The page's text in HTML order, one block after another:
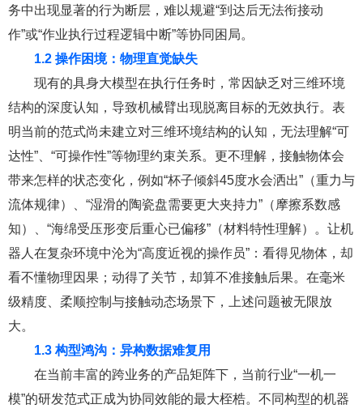
务中出现显著的行为断层，难以规避“到达后无法衔接动
作”或“作业执行过程逻辑中断”等协同困局。
1.2 操作困境：物理直觉缺失
现有的具身大模型在执行任务时，常因缺乏对三维环境
结构的深度认知，导致机械臂出现脱离目标的无效执行。表
明当前的范式尚未建立对三维环境结构的认知，无法理解“可
达性”、“可操作性”等物理约束关系。更不理解，接触物体会
带来怎样的状态变化，例如“杯子倾斜45度水会洒出”（重力与
流体规律）、“湿滑的陶瓷盘需要更大夹持力”（摩擦系数感
知）、“海绵受压形变后重心已偏移”（材料特性理解）。让机
器人在复杂环境中沦为“高度近视的操作员”：看得见物体，却
看不懂物理因果；动得了关节，却算不准接触后果。在毫米
级精度、柔顺控制与接触动态场景下，上述问题被无限放
大。
1.3 构型鸿沟：异构数据难复用
在当前丰富的跨业务的产品矩阵下，当前行业“一机一
模”的研发范式正成为协同效能的最大桎梏。不同构型的机器